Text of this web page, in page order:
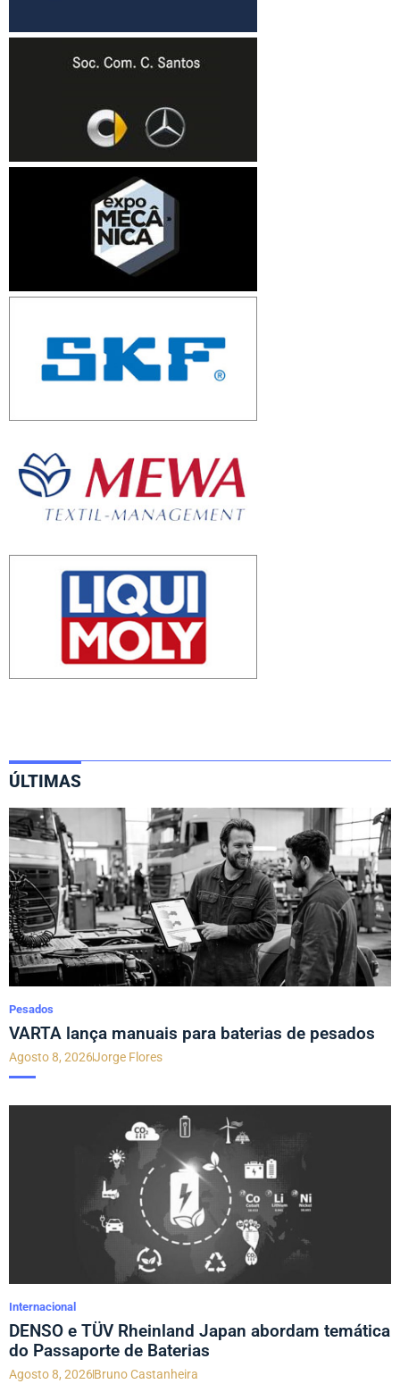
ÚLTIMAS
Pesados
VARTA lança manuais para baterias de pesados
Agosto 8, 2026Jorge Flores
Internacional
DENSO e TÜV Rheinland Japan abordam temática
do Passaporte de Baterias
Agosto 8, 2026Bruno Castanheira